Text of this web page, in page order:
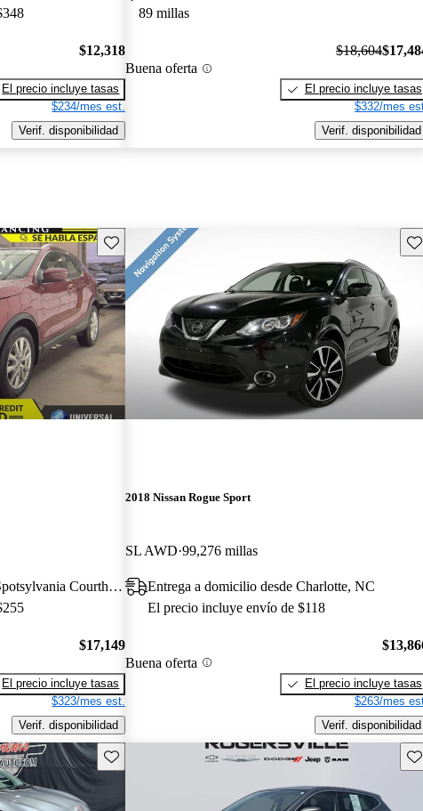
$12,318
El precio incluye tasas
$234/mes est.
Verif. disponibilidad
89 millas
Buena oferta
$18,604
El precio incluye tasas
$332/mes
Verif. disponibilidad
Guarda este Aviso
Entrega a domicilio desde Spotsylvania Courthouse, VA
$17,149
El precio incluye tasas
$323/mes est.
Verif. disponibilidad
2018 Nissan Rogue Sport
SL AWD 99,276 millas
Entrega a domicilio desde Charlotte, NC
El precio incluye envío de $118
Buena oferta
El precio incluye tasas
$263/mes
Verif. disponibilidad
Guarda este Aviso